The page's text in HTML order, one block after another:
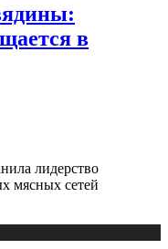
в
лидерство
мясных сетей